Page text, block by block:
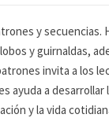
y
y guirnaldas,
invita a
a
y la vida